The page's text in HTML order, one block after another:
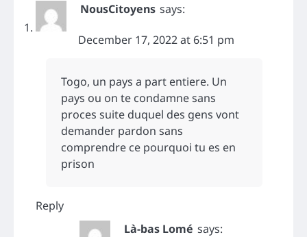
NousCitoyens says:
December 17, 2022 at 6:51 pm
Togo, un pays a part entiere. Un
pays ou on te condamne sans
proces suite duquel des gens vont
demander pardon sans
comprendre ce pourquoi tu es en
prison
Reply
Là-bas Lomé says: